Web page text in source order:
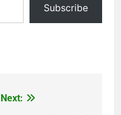
Subscribe
Next: